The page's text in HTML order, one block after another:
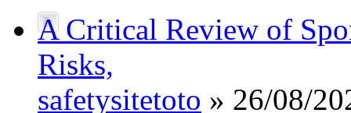
A Critical Review of
Risks,
safetysitetoto » 26/08/